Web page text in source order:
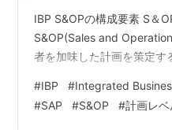
IBP S&OPの構成要素 S＆
S&OP(Sales and
者を加味した計画を策定す
#IBP #Integrated
#SAP #S&OP #計画レベ